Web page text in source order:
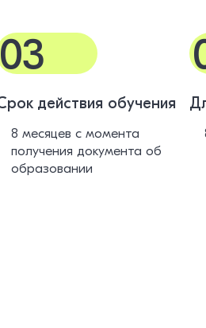
03
действия обучения
8 месяцев с момента
получения документа об
образовании